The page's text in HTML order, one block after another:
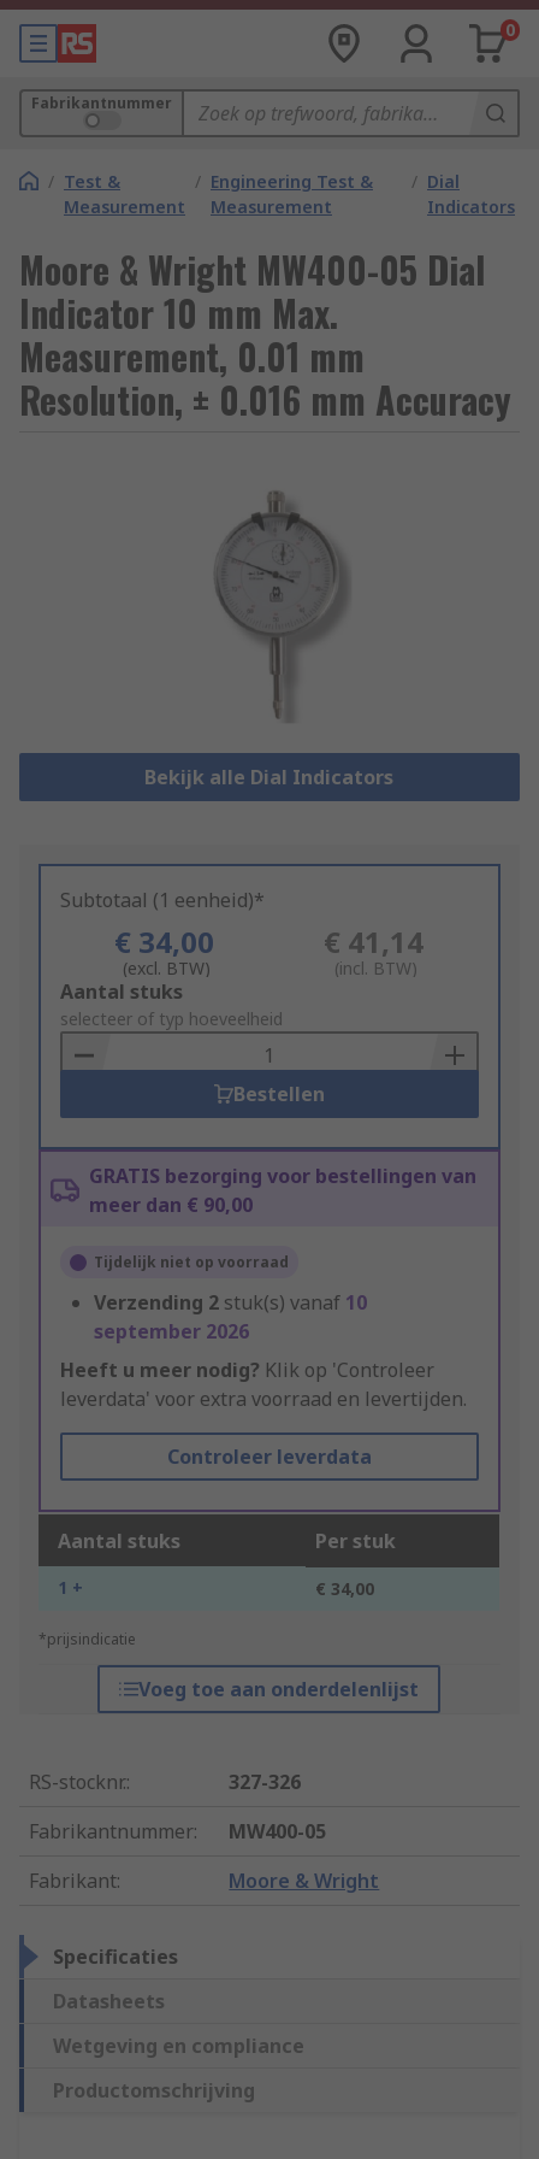
0
Fabrikantnummer
/ Test &
Measurement
/ Engineering Test &
Measurement
/ Dial
Indicators
Moore & Wright MW400-05 Dial
Indicator 10 mm Max.
Measurement, 0.01 mm
Resolution, ± 0.016 mm Accuracy
Bekijk alle Dial Indicators
Subtotaal (1 eenheid)*
€ 34,00
(excl. BTW)
€ 41,14
(incl. BTW)
Add
to
Basket
Aantal stuks
selecteer of typ hoeveelheid
Bestellen
GRATIS bezorging voor bestellingen van
meer dan € 90,00
Tijdelijk niet op voorraad
Verzending 2 stuk(s) vanaf 10
september 2026
Heeft u meer nodig? Klik op 'Controleer
leverdata' voor extra voorraad en levertijden.
Controleer leverdata
Aantal stuks Per stuk
1 + € 34,00
*prijsindicatie
Voeg toe aan onderdelenlijst
RS-stocknr.:
327-326
Fabrikantnummer:
MW400-05
Fabrikant: Moore & Wright
Specificaties
Datasheets
Wetgeving en compliance
Productomschrijving